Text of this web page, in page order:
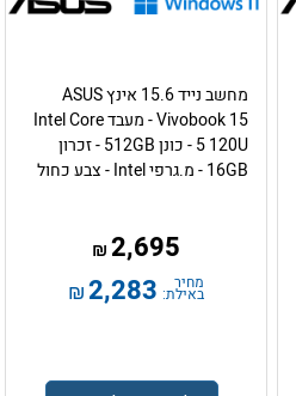
מחשב נייד 15.6 אינץ ASUS
Vivobook 15 - מעבד Intel Core
5 120U - כונן 512GB - זכרון
16GB - מ.גרפי Intel - צבע כחול
2,695
₪
מחיר
באילת: 2,283
₪